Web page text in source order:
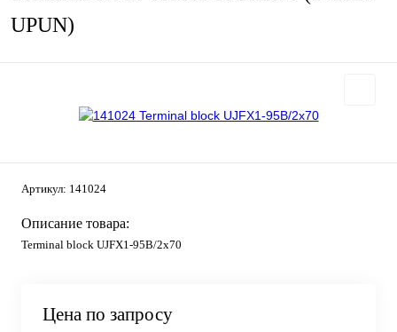
UPUN)
Артикул: 141024
Описание товара:
Terminal block UJFX1-95B/2x70
Цена по запросу